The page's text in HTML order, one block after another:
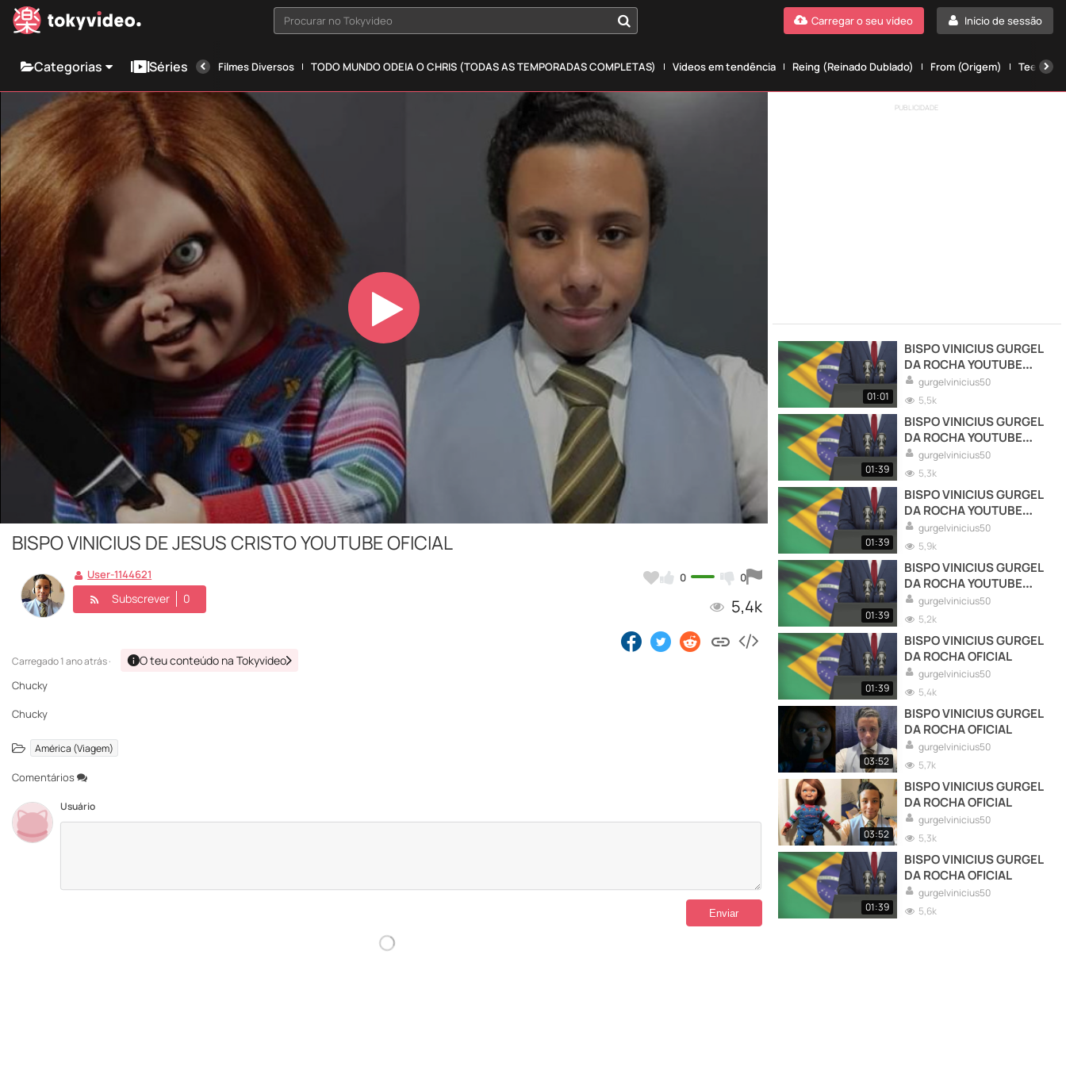
Procurar no Tokyvideo Início de sessão
Carregar o seu vídeo
Categorias Séries Filmes Diversos TODO MUNDO ODEIA O CHRIS (TODAS AS TEMPORADAS COMPLETAS) Vídeos em tendência Reing (Reinado Dublado) From (Origem) Teen
Play
Video
BISPO VINICIUS DE JESUS CRISTO YOUTUBE OFICIAL
0 0
5,4k
User-1144621
Subscrever 0
Carregado1 ano atrás · O teu conteúdo na Tokyvideo
Chucky
Chucky
América (Viagem)
Comentários
Usuário
PUBLICIDADE
01:01
BISPO VINICIUS GURGEL
DA ROCHA YOUTUBE
OFICIAL
gurgelvinicius50
5,5k
01:39
BISPO VINICIUS GURGEL
DA ROCHA YOUTUBE
OFICIAL
gurgelvinicius50
5,3k
01:39
BISPO VINICIUS GURGEL
DA ROCHA YOUTUBE
OFICIAL
gurgelvinicius50
5,9k
01:39
BISPO VINICIUS GURGEL
DA ROCHA YOUTUBE
OFICIAL
gurgelvinicius50
5,2k
01:39
BISPO VINICIUS GURGEL
DA ROCHA OFICIAL
gurgelvinicius50
5,4k
03:52
BISPO VINICIUS GURGEL
DA ROCHA OFICIAL
gurgelvinicius50
5,7k
03:52
BISPO VINICIUS GURGEL
DA ROCHA OFICIAL
gurgelvinicius50
5,3k
01:39
BISPO VINICIUS GURGEL
DA ROCHA OFICIAL
gurgelvinicius50
5,6k